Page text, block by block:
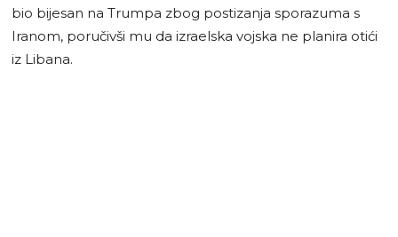
bio bijesan na Trumpa zbog postizanja sporazuma s
Iranom, poručivši mu da izraelska vojska ne planira otići
iz Libana.